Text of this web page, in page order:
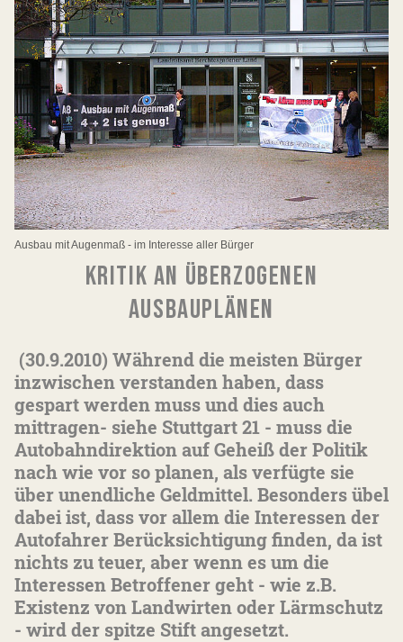
Ausbau mit Augenmaß - im Interesse aller Bürger
KRITIK AN ÜBERZOGENEN
AUSBAUPLÄNEN
(30.9.2010) Während die meisten Bürger
inzwischen verstanden haben, dass
gespart werden muss und dies auch
mittragen- siehe Stuttgart 21 - muss die
Autobahndirektion auf Geheiß der Politik
nach wie vor so planen, als verfügte sie
über unendliche Geldmittel. Besonders übel
dabei ist, dass vor allem die Interessen der
Autofahrer Berücksichtigung finden, da ist
nichts zu teuer, aber wenn es um die
Interessen Betroffener geht - wie z.B.
Existenz von Landwirten oder Lärmschutz
- wird der spitze Stift angesetzt.